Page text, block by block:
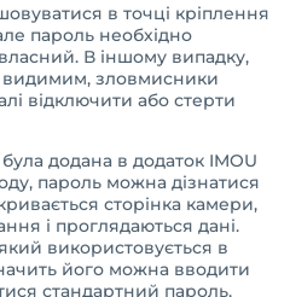
в точці кріплення
пароль необхідно
В іншому випадку,
зловмисники
відключити або стерти
додана в додаток IMOU
пароль можна дізнатися
сторінка камери,
і проглядаються дані.
використовується в
його можна вводити
стандартний пароль,